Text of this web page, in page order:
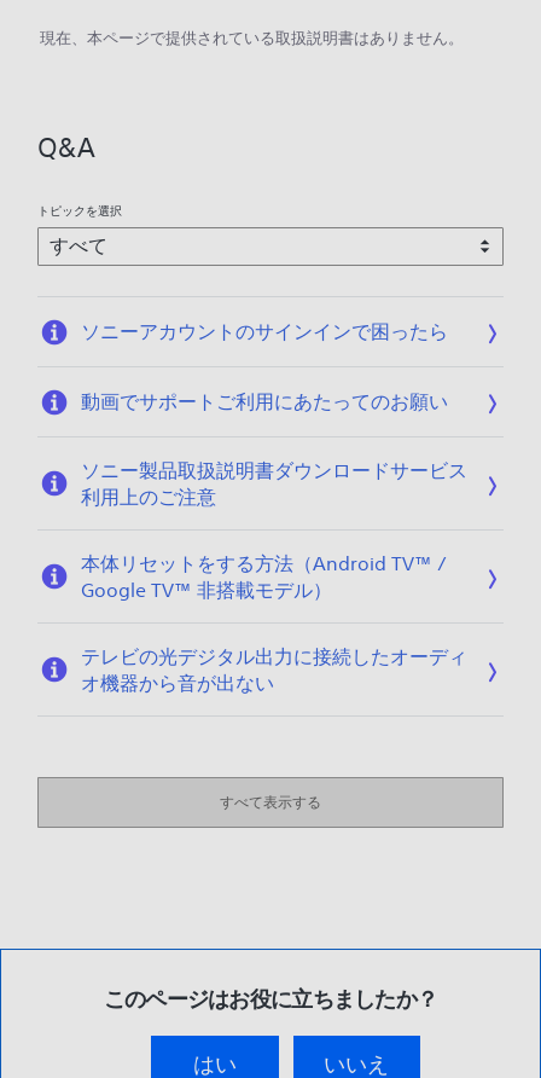
現在、本ページで提供されている取扱説明書はありません。
Q&A
トピックを選択
ソニーアカウントのサインインで困ったら
動画でサポートご利用にあたってのお願い
ソニー製品取扱説明書ダウンロードサービス
利用上のご注意
本体リセットをする方法（Android TV™ /
Google TV™ 非搭載モデル）
テレビの光デジタル出力に接続したオーディ
オ機器から音が出ない
すべて表示する
このページはお役に立ちましたか？
はい いいえ